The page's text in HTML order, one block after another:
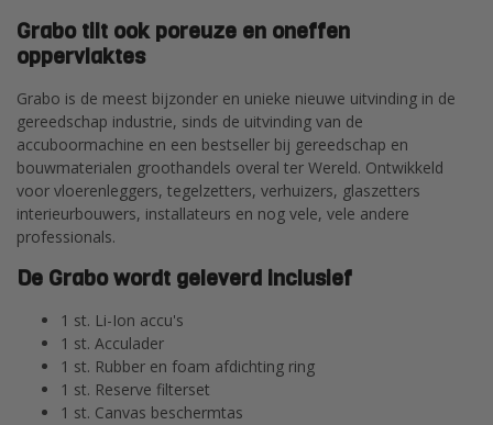
Grabo tilt ook poreuze en oneffen
oppervlaktes
Grabo is de meest bijzonder en unieke nieuwe uitvinding in de
gereedschap industrie, sinds de uitvinding van de
accuboormachine en een bestseller bij gereedschap en
bouwmaterialen groothandels overal ter Wereld. Ontwikkeld
voor vloerenleggers, tegelzetters, verhuizers, glaszetters
interieurbouwers, installateurs en nog vele, vele andere
professionals.
De Grabo wordt geleverd inclusief
1 st. Li-Ion accu's
1 st. Acculader
1 st. Rubber en foam afdichting ring
1 st. Reserve filterset
1 st. Canvas beschermtas